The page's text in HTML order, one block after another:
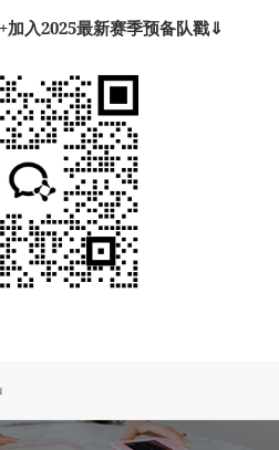
入2025最新赛季预备队戳⇓